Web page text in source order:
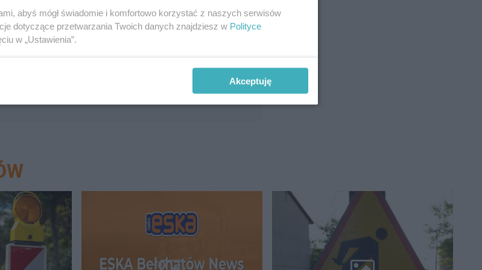
abyś mógł świadomie i komfortowo korzystać z naszych serwisów
dotyczące przetwarzania Twoich danych znajdziesz w Polityce
w „Ustawienia”.
Akceptuję